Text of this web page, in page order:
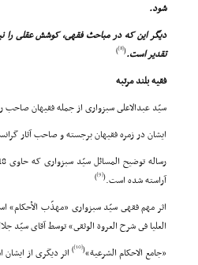
شود.
دیگر این که در مباحث فقهى، کوشش عقلى را
تقدیر است.(
[8]
)
فقیه بلند مرتبه
سیّد عبدالاعلى سبزوارى از جمله فقیهان صاحب
ایشان در زمره فقیهان برجسته و صاحب آثار
آراسته شده است.(
[9]
)
العلیا فى شرح العروة الوثقى» توسط آقاى
«جامع الاحکام الشرعیة»(
[10]
) اثر دیگرى از